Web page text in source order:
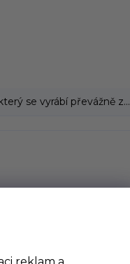
se vyrábí převážně z...